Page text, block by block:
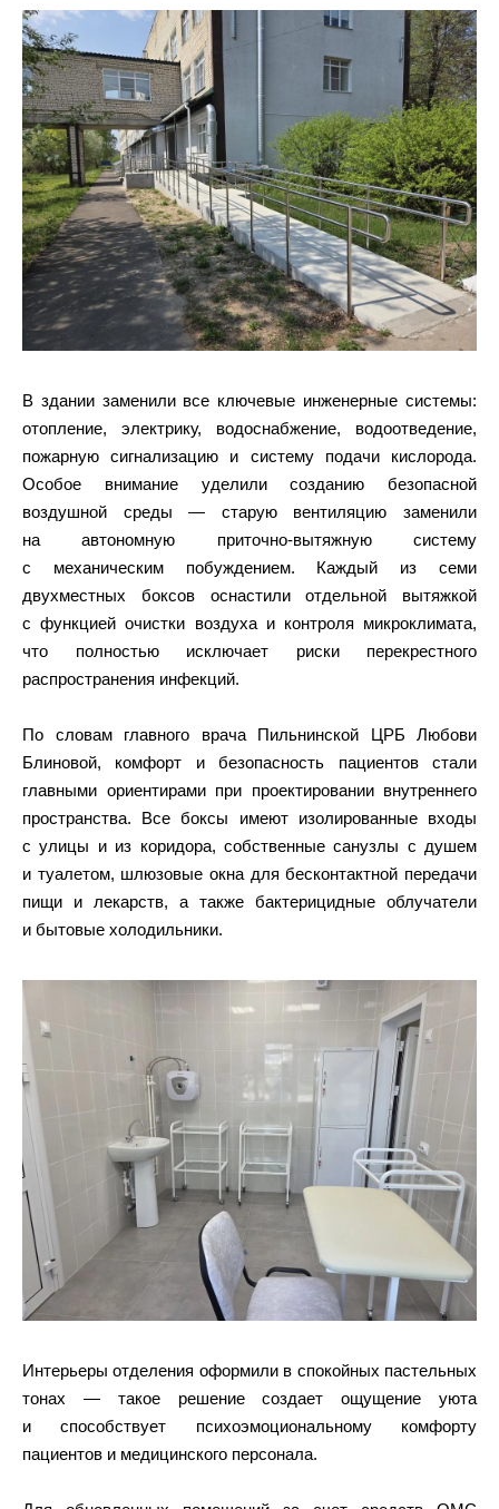
В здании заменили все ключевые инженерные системы:
отопление, электрику, водоснабжение, водоотведение,
пожарную сигнализацию и систему подачи кислорода.
Особое внимание уделили созданию безопасной
воздушной среды — старую вентиляцию заменили
на автономную приточно-вытяжную систему
с механическим побуждением. Каждый из семи
двухместных боксов оснастили отдельной вытяжкой
с функцией очистки воздуха и контроля микроклимата,
что полностью исключает риски перекрестного
распространения инфекций.
По словам главного врача Пильнинской ЦРБ Любови
Блиновой, комфорт и безопасность пациентов стали
главными ориентирами при проектировании внутреннего
пространства. Все боксы имеют изолированные входы
с улицы и из коридора, собственные санузлы с душем
и туалетом, шлюзовые окна для бесконтактной передачи
пищи и лекарств, а также бактерицидные облучатели
и бытовые холодильники.
Интерьеры отделения оформили в спокойных пастельных
тонах — такое решение создает ощущение уюта
и способствует психоэмоциональному комфорту
пациентов и медицинского персонала.